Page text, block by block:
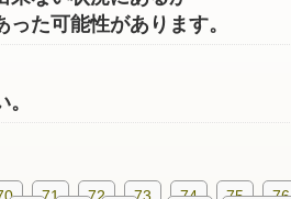
た可能性があります。